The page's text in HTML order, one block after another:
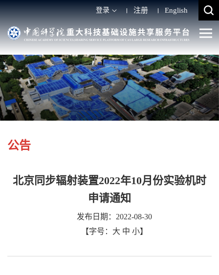
登录 注册 English
公告
北京同步辐射装置2022年10月份实验机时
申请通知
发布日期：2022-08-30
【字号： 大 中 小】